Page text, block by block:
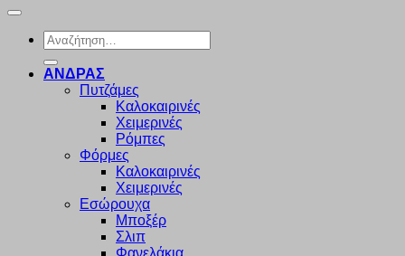
Αναζήτηση
για:
ΑΝΔΡΑΣ
Πυτζάμες
Καλοκαιρινές
Χειμερινές
Ρόμπες
Φόρμες
Καλοκαιρινές
Χειμερινές
Εσώρουχα
Μποξέρ
Σλιπ
Φανελάκια